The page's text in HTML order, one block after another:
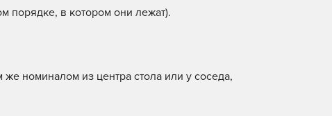
порядке, в котором они лежат).
номиналом из центра стола или у соседа,